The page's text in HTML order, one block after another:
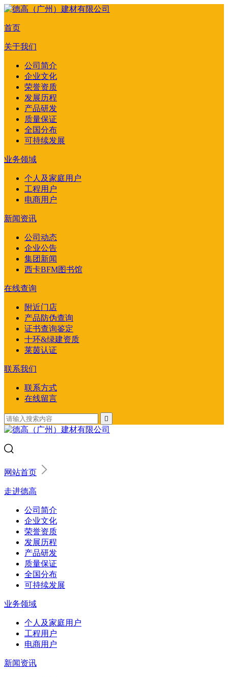
首页
关于我们
公司简介
企业文化
荣誉资质
发展历程
产品研发
质量保证
全国分布
可持续发展
业务领域
个人及家庭用户
工程用户
电商用户
新闻资讯
公司动态
企业公告
集团新闻
西卡BFM图书馆
在线查询
附近门店
产品防伪查询
证书查询鉴定
十环&绿建资质
莱茵认证
联系我们
联系方式
在线留言

网站首页
走进德高
公司简介
企业文化
荣誉资质
发展历程
产品研发
质量保证
全国分布
可持续发展
业务领域
个人及家庭用户
工程用户
电商用户
新闻资讯